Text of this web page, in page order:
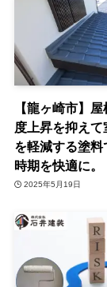
【龍ヶ崎市】
度上昇を抑えて
を軽減する塗料
時期を快適に。
2025年5月19日